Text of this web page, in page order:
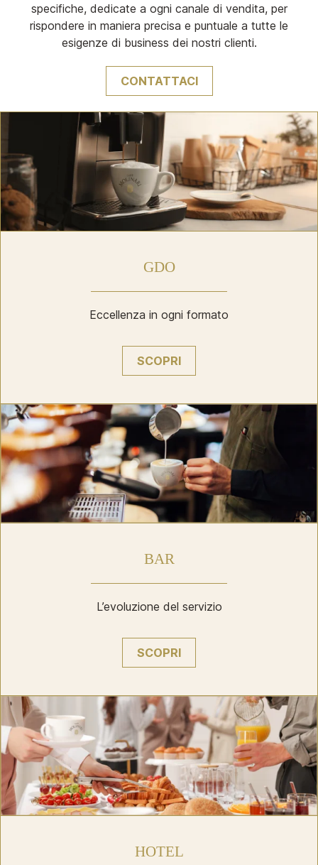
specifiche, dedicate a ogni canale di vendita, per
rispondere in maniera precisa e puntuale a tutte le
esigenze di business dei nostri clienti.
CONTATTACI
GDO
Eccellenza in ogni formato
SCOPRI
BAR
L’evoluzione del servizio
SCOPRI
HOTEL